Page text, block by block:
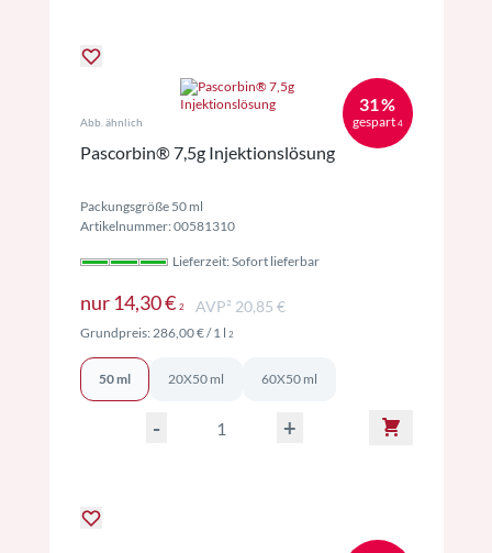
31 %
gespart 4
Abb. ähnlich
Pascorbin® 7,5g Injektionslösung
Packungsgröße 50 ml
Artikelnummer: 00581310
Lieferzeit: Sofort lieferbar
nur 14,30 € 2Preise inkl. MwSt. ggf. zzgl. Versand
AVP² 20,85 €
Grundpreis:286,00 €/ 1 l 2Preise inkl. MwSt. ggf. zzgl. Versand
50 ml 20X50 ml 60X50 ml
- +